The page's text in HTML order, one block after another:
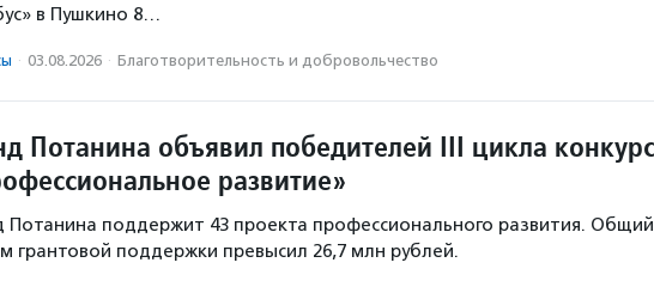
в Пушкино 8…
· 03.08.2026 · Благотвори­тель­ность и доброволь­чест­во
Потанина объявил победителей III цикла
развитие»
Потанина поддержит 43 проекта профессионального развития. Общий
грантовой поддержки превысил 26,7 млн рублей.